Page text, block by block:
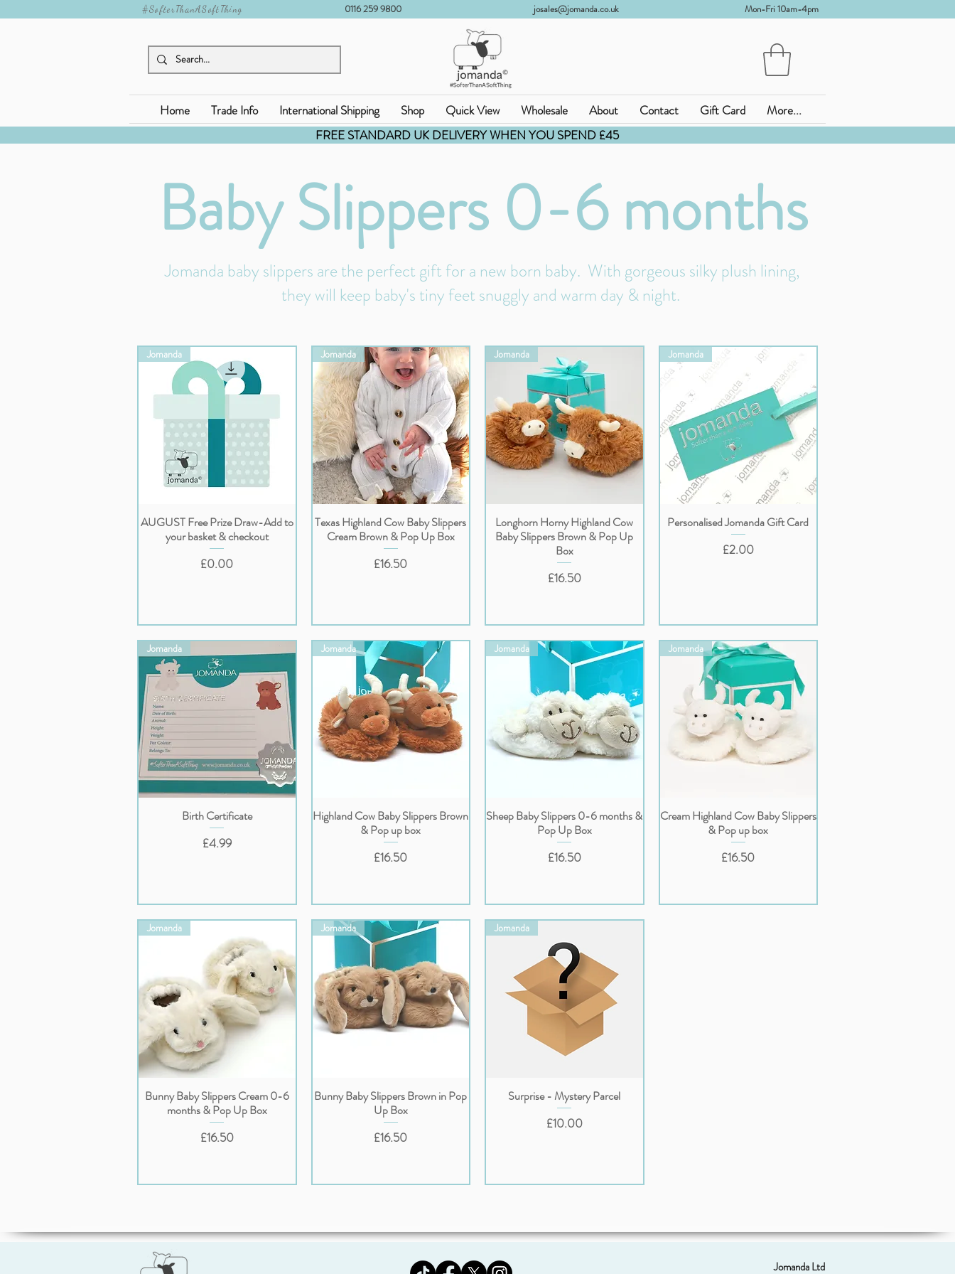
0116 259 9800 josales@jomanda.co.uk Mon-Fri 10am-4pm
#SofterThanASoftThing
Home Trade Info International Shipping Shop Quick View Wholesale About Contact Gift Card
More...
FREE STANDARD UK DELIVERY WHEN YOU SPEND £45
Baby Slippers 0-6 months
Jomanda baby slippers are the perfect gift for a new born baby. With gorgeous silky plush lining,
they will keep baby's tiny feet snuggly and warm day & night.
クイックビュー
Jomanda
AUGUST Free Prize Draw-Add to
your basket & checkout
価格
£0.00
クイックビュー
Jomanda
Texas Highland Cow Baby Slippers
Cream Brown & Pop Up Box
価格
£16.50
クイックビュー
Jomanda
Longhorn Horny Highland Cow
Baby Slippers Brown & Pop Up
Box
価格
£16.50
クイックビュー
Jomanda
Personalised Jomanda Gift Card
価格
£2.00
クイックビュー
Jomanda
Birth Certificate
価格
£4.99
クイックビュー
Jomanda
Highland Cow Baby Slippers Brown
& Pop up box
価格
£16.50
クイックビュー
Jomanda
Sheep Baby Slippers 0-6 months &
Pop Up Box
価格
£16.50
クイックビュー
Jomanda
Cream Highland Cow Baby Slippers
& Pop up box
価格
£16.50
クイックビュー
Jomanda
Bunny Baby Slippers Cream 0-6
months & Pop Up Box
価格
£16.50
クイックビュー
Jomanda
Bunny Baby Slippers Brown in Pop
Up Box
価格
£16.50
クイックビュー
Jomanda
Surprise - Mystery Parcel
価格
£10.00
Jomanda Ltd